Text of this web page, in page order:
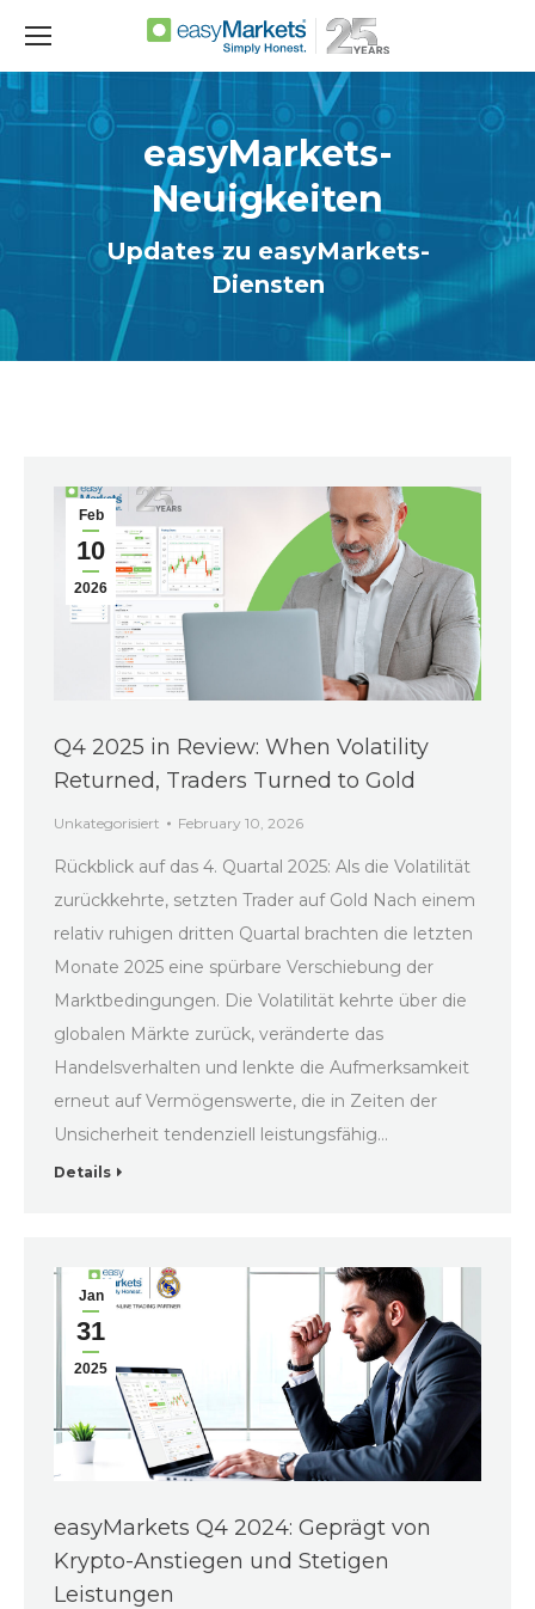
easyMarkets-
Neuigkeiten
Updates zu easyMarkets-
Diensten
Feb
10
2026
Q4 2025 in Review: When Volatility
Returned, Traders Turned to Gold
Unkategorisiert February 10, 2026
Rückblick auf das 4. Quartal 2025: Als die Volatilität
zurückkehrte, setzten Trader auf Gold Nach einem
relativ ruhigen dritten Quartal brachten die letzten
Monate 2025 eine spürbare Verschiebung der
Marktbedingungen. Die Volatilität kehrte über die
globalen Märkte zurück, veränderte das
Handelsverhalten und lenkte die Aufmerksamkeit
erneut auf Vermögenswerte, die in Zeiten der
Unsicherheit tendenziell leistungsfähig…
Details
Jan
31
2025
easyMarkets Q4 2024: Geprägt von
Krypto-Anstiegen und Stetigen
Leistungen